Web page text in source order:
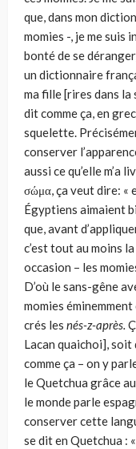
que, dans mon
momies -, je me suis
bonté de se
un dictionnaire
ma fille [rires dans la
dit comme ça, en
squelette.
conserver
aussi ce qu’elle m’a
σώμα, ça veut dire: «
Égyptiens aimaient
que, avant
c’est tout au moins
occasion – les
D’où le sans-gêne
momies
crés les nés-z-après.
Lacan quai­choi], soit
comme ça – on y
le Quetchua grâce
le monde parle
conserver cette
se dit en Quetchua :